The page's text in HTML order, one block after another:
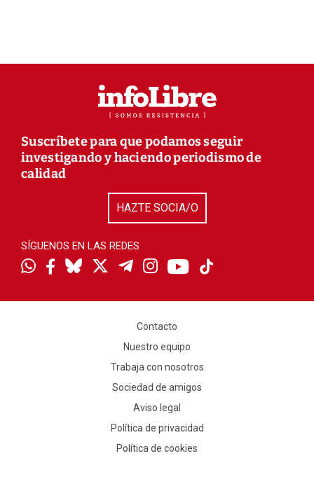
Suscríbete para que podamos seguir
investigando y haciendo periodismo de
calidad
HAZTE SOCIA/O
SÍGUENOS EN LAS REDES
Contacto
Nuestro equipo
Trabaja con nosotros
Sociedad de amigos
Aviso legal
Política de privacidad
Política de cookies